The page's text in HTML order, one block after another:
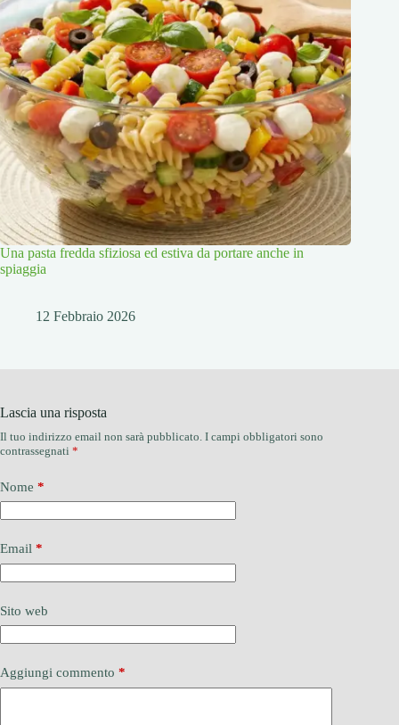
Una pasta fredda sfiziosa ed estiva da portare anche in
spiaggia
12 Febbraio 2026
Lascia una risposta
Il tuo indirizzo email non sarà pubblicato. I campi obbligatori sono
contrassegnati *
Nome *
Email *
Sito web
Aggiungi commento *